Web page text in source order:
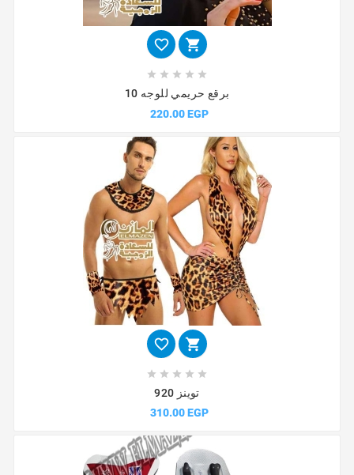


    
برقع حريمي للوجه 10
220.00 EGP


    
توينز 920
310.00 EGP